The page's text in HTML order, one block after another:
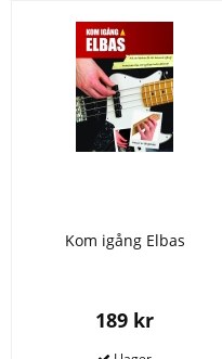
Kom igång Elbas
189 kr